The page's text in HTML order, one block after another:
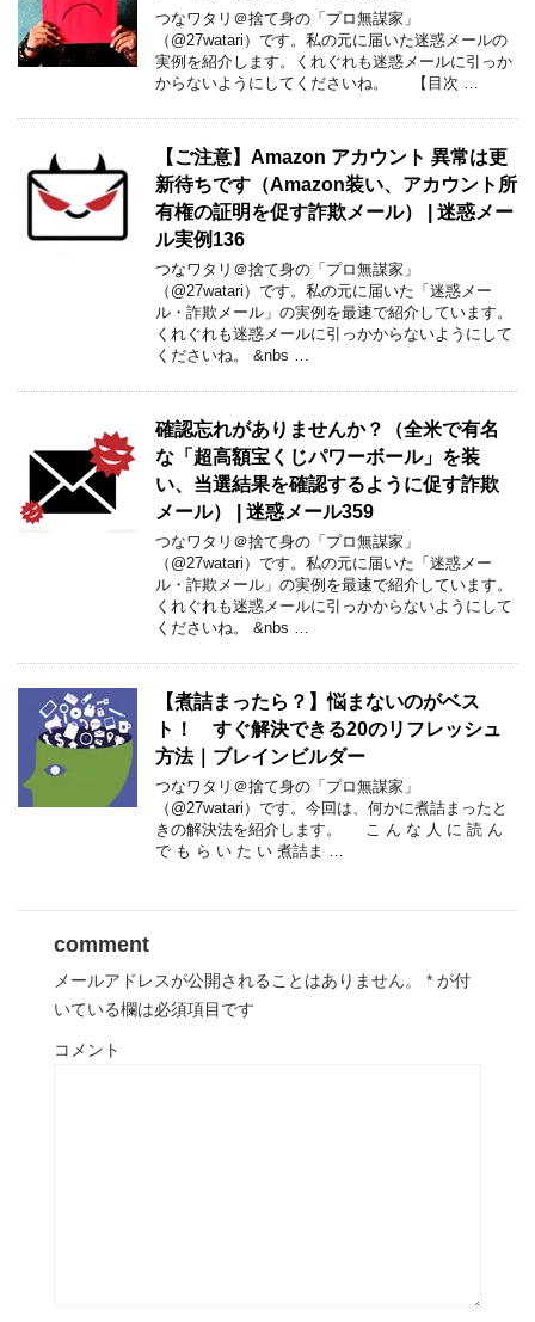
つなワタリ＠捨て身の「プロ無謀家」
（@27watari）です。私の元に届いた迷惑メールの
実例を紹介します。くれぐれも迷惑メールに引っか
からないようにしてくださいね。 【目次 …
【ご注意】Amazon アカウント 異常は更
新待ちです（Amazon装い、アカウント所
有権の証明を促す詐欺メール） | 迷惑メー
ル実例136
つなワタリ＠捨て身の「プロ無謀家」
（@27watari）です。私の元に届いた「迷惑メー
ル・詐欺メール」の実例を最速で紹介しています。
くれぐれも迷惑メールに引っかからないようにして
くださいね。 &nbs …
確認忘れがありませんか？（全米で有名
な「超高額宝くじパワーボール」を装
い、当選結果を確認するように促す詐欺
メール） | 迷惑メール359
つなワタリ＠捨て身の「プロ無謀家」
（@27watari）です。私の元に届いた「迷惑メー
ル・詐欺メール」の実例を最速で紹介しています。
くれぐれも迷惑メールに引っかからないようにして
くださいね。 &nbs …
【煮詰まったら？】悩まないのがベス
ト！ すぐ解決できる20のリフレッシュ
方法｜ブレインビルダー
つなワタリ＠捨て身の「プロ無謀家」
（@27watari）です。今回は、何かに煮詰まったと
きの解決法を紹介します。 こ ん な 人 に 読 ん
で も ら い た い 煮詰ま …
comment
メールアドレスが公開されることはありません。 * が付
いている欄は必須項目です
コメント